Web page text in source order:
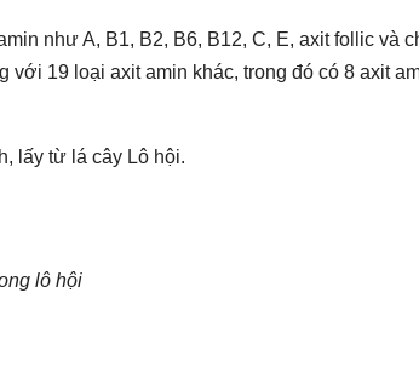
như A, B1, B2, B6, B12, C, E, axit follic và
với 19 loại axit amin khác, trong đó có 8 axit
lấy từ lá cây Lô hội.
lô hội